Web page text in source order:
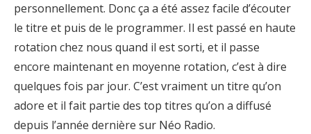
personnellement. Donc ça a été assez facile d’écouter
le titre et puis de le programmer. Il est passé en haute
rotation chez nous quand il est sorti, et il passe
encore maintenant en moyenne rotation, c’est à dire
quelques fois par jour. C’est vraiment un titre qu’on
adore et il fait partie des top titres qu’on a diffusé
depuis l’année dernière sur Néo Radio.